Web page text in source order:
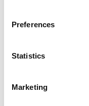
Preferences
Statistics
Marketing